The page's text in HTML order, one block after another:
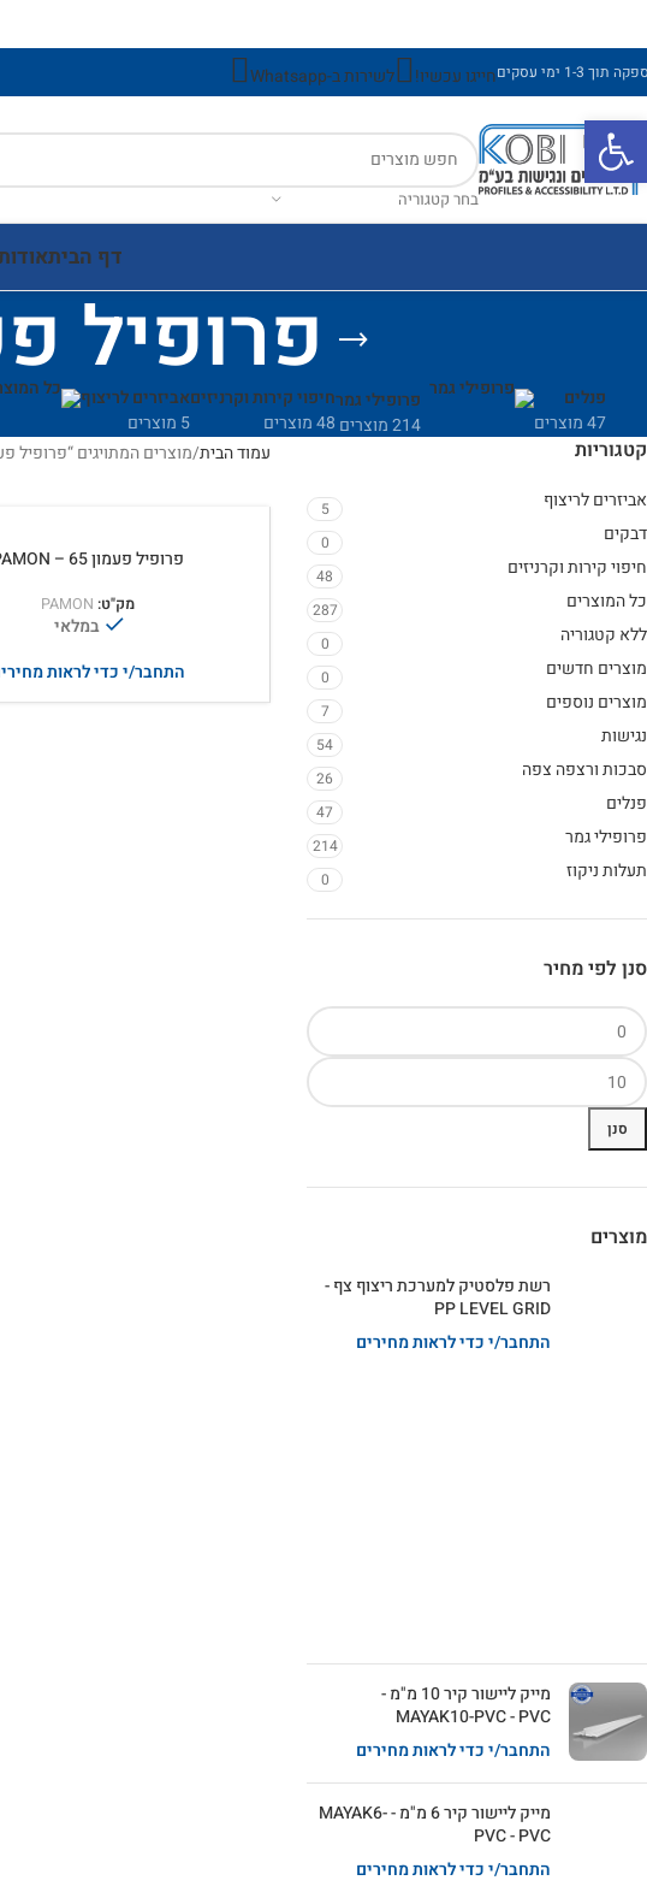
פתח סרגל נגישות
תוך 1-3 ימי עסקים חייגו עכשיו! לשירות ב-Whatsapp
בחר קטגוריה
דף הבית
פרופיל
פנלים
47 מוצרים
פרופילי גמר
214 מוצרים
חיפוי קירות וקרניזים
48 מוצרים
אביזרים לריצוף
5 מוצרים
קטגוריות
אביזרים לריצוף 5
דבקים 0
חיפוי קירות וקרניזים 48
כל המוצרים 287
ללא קטגוריה 0
מוצרים חדשים 0
מוצרים נוספים 7
נגישות 54
סבכות ורצפה צפה 26
פנלים 47
פרופילי גמר 214
תעלות ניקוז 0
סנן לפי מחיר
סנן
מוצרים
רשת פלסטיק למערכת ריצוף צף -
PP LEVEL GRID
התחבר/י כדי לראות מחירים
מייק ליישור קיר 10 מ"מ -
MAYAK10-PVC - PVC
התחבר/י כדי לראות מחירים
מייק ליישור קיר 6 מ"מ - MAYAK6-
PVC - PVC
התחבר/י כדי לראות מחירים
עמוד הבית מוצרים המתויגים “פרופיל
פרופיל פעמון 65 – PAMON
מק"ט: PAMON
במלאי
התחבר/י כדי לראות